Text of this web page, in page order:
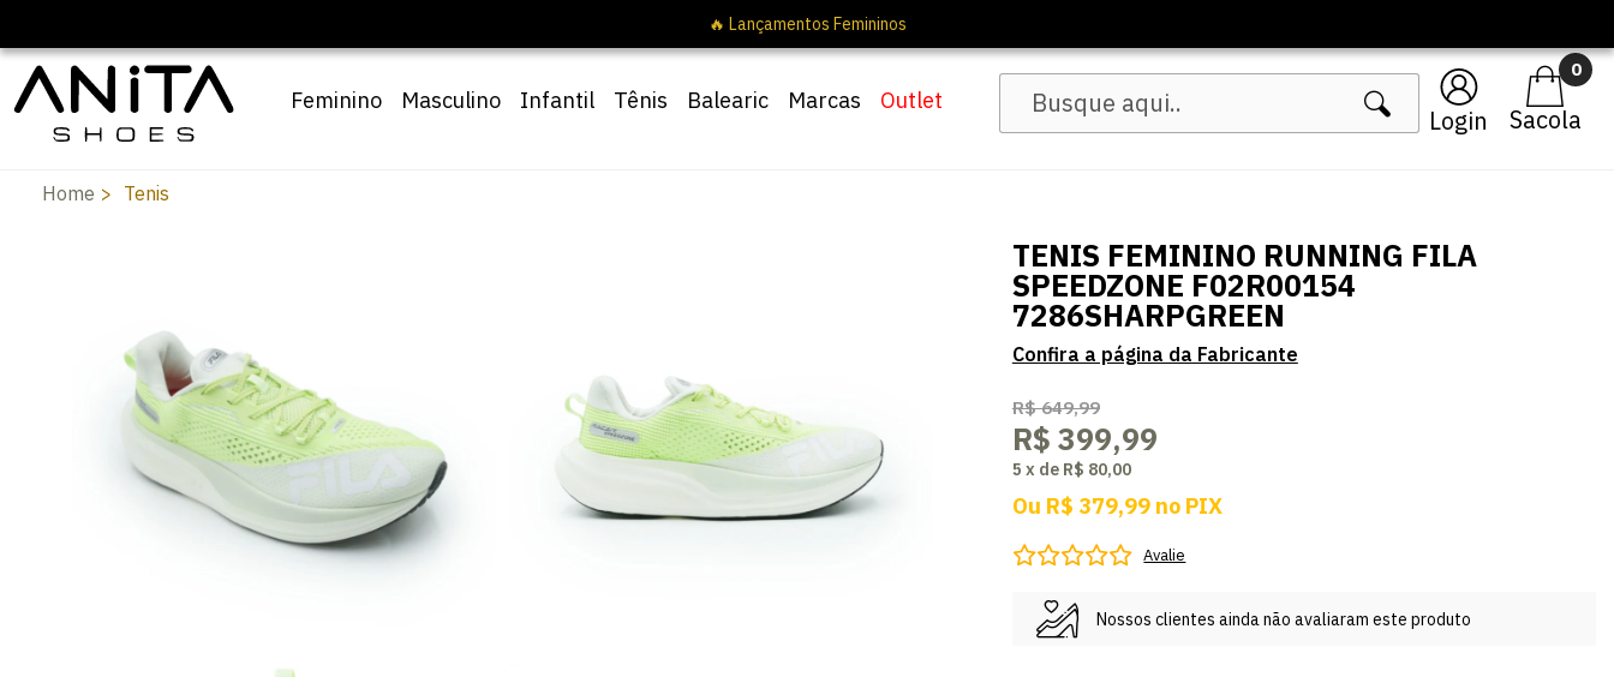
Login
0
Feminino Masculino Infantil Tênis Balearic Marcas Outlet
Home Tenis
TENIS FEMININO RUNNING FILA
SPEEDZONE F02R00154
7286SHARPGREEN
R$ 649,99
R$ 399,99
5 x de R$ 80,00
Ou R$ 379,99 no PIX
Avalie
Nossos clientes ainda não avaliaram este produto